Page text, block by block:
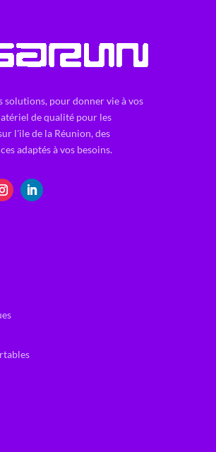
solutions, pour donner vie à vos
de qualité pour les
l'ile de la Réunion, des
adaptés à vos besoins.